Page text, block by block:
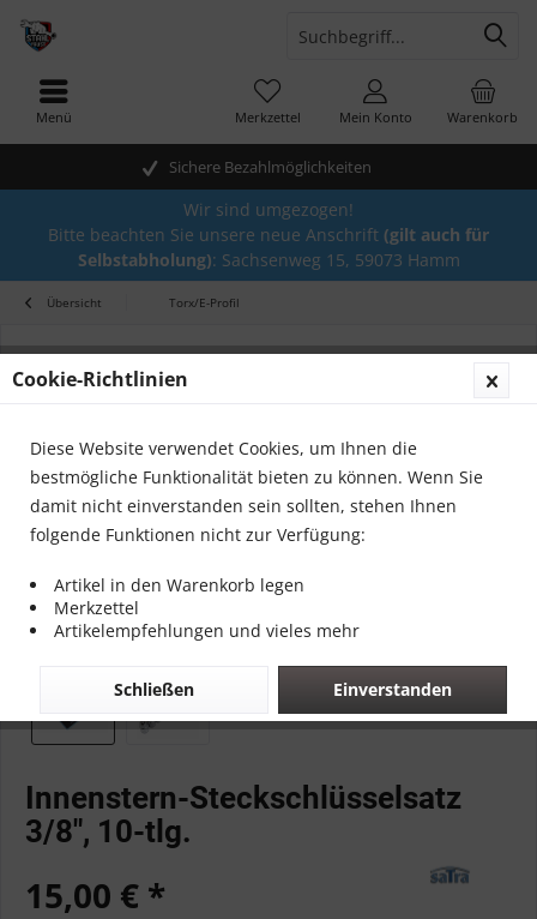
Sichere Bezahlmöglichkeiten
Warenkorb
Merkzettel Mein Konto
Menü
Wir sind umgezogen!
Bitte beachten Sie unsere neue Anschrift (gilt auch für
Selbstabholung): Sachsenweg 15, 59073 Hamm
Übersicht Torx/E-Profil
Innenstern-Steckschlüsselsatz
3/8", 10-tlg.
15,00 € *
Cookie-Richtlinien
Diese Website verwendet Cookies, um Ihnen die
bestmögliche Funktionalität bieten zu können. Wenn Sie
damit nicht einverstanden sein sollten, stehen Ihnen
folgende Funktionen nicht zur Verfügung:
Artikel in den Warenkorb legen
Merkzettel
Artikelempfehlungen und vieles mehr
Einverstanden
Schließen